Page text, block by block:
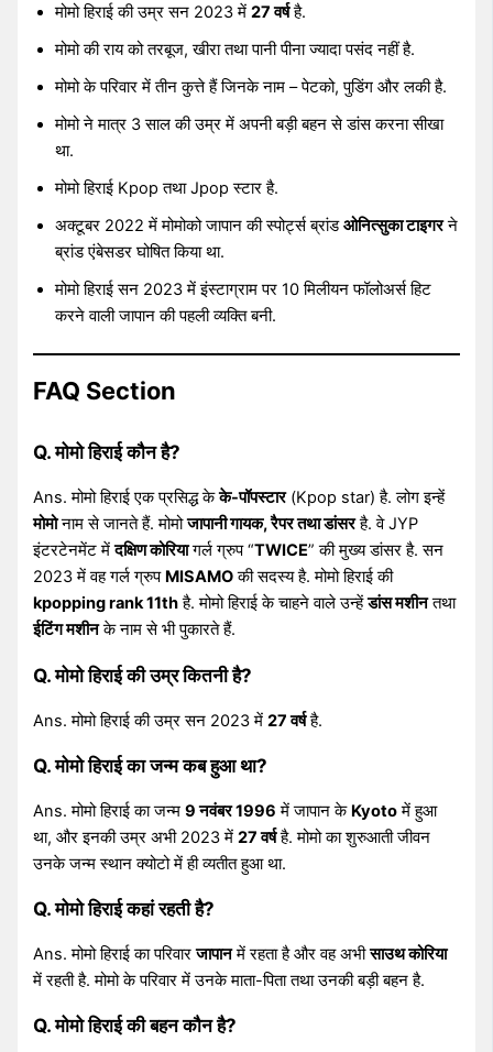
मोमो हिराई की उम्र सन 2023 में27 वर्षहै.
मोमो की राय को तरबूज, खीरा तथा पानी पीना ज्यादा पसंद नहीं है.
मोमो के परिवार में तीन कुत्ते हैं जिनके नाम – पेटको, पुडिंग और लकी है.
मोमो ने मात्र 3 साल की उम्र में अपनी बड़ी बहन से डांस करना सीखा
था.
मोमो हिराई Kpop तथा Jpop स्टार है.
अक्टूबर 2022 में मोमोको जापान की स्पोर्ट्स ब्रांडओनित्सुका टाइगरने
ब्रांड एंबेसडर घोषित किया था.
मोमो हिराई सन 2023 में इंस्टाग्राम पर 10 मिलीयन फॉलोअर्स हिट
करने वाली जापान की पहली व्यक्ति बनी.
FAQ Section
Q. मोमो हिराई कौन है?
Ans. मोमो हिराई एक प्रसिद्ध केके-पॉपस्टार(Kpop star) है. लोग इन्हें
मोमोनाम से जानते हैं. मोमोजापानी गायक, रैपर तथा डांसरहै. वे JYP
इंटरटेनमेंट मेंदक्षिण कोरियागर्ल ग्रुप “TWICE” की मुख्य डांसर है. सन
2023 में वह गर्ल ग्रुप MISAMOकी सदस्य है. मोमो हिराई की
kpopping rank 11thहै. मोमो हिराई के चाहने वाले उन्हेंडांस मशीनतथा
ईटिंग मशीनके नाम से भी पुकारते हैं.
Q. मोमो हिराई की उम्र कितनी है?
Ans. मोमो हिराई की उम्र सन 2023 में27 वर्षहै.
Q. मोमो हिराई का जन्म कब हुआ था?
Ans. मोमो हिराई का जन्म9 नवंबर 1996 में जापान के Kyotoमें हुआ
था, और इनकी उम्र अभी 2023 में27 वर्षहै. मोमो का शुरुआती जीवन
उनके जन्म स्थान क्योटो में ही व्यतीत हुआ था.
Q. मोमो हिराई कहां रहती है?
Ans. मोमो हिराई का परिवारजापानमें रहता है और वह अभीसाउथ कोरिया
में रहती है. मोमो के परिवार में उनके माता-पिता तथा उनकी बड़ी बहन है.
Q. मोमो हिराई की बहन कौन है?